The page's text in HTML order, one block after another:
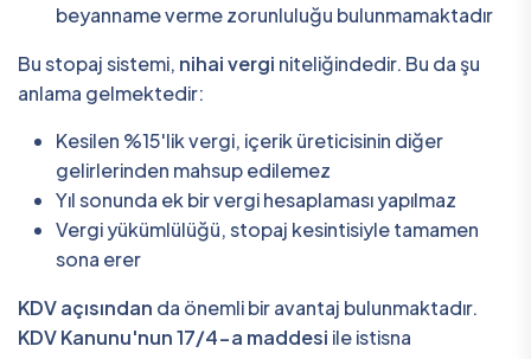
beyanname verme zorunluluğu bulunmamaktadır
Bu stopaj sistemi, nihai vergi niteliğindedir. Bu da şu
anlama gelmektedir:
Kesilen %15'lik vergi, içerik üreticisinin diğer
gelirlerinden mahsup edilemez
Yıl sonunda ek bir vergi hesaplaması yapılmaz
Vergi yükümlülüğü, stopaj kesintisiyle tamamen
sona erer
KDV açısından da önemli bir avantaj bulunmaktadır.
KDV Kanunu'nun 17/4-a maddesi ile istisna